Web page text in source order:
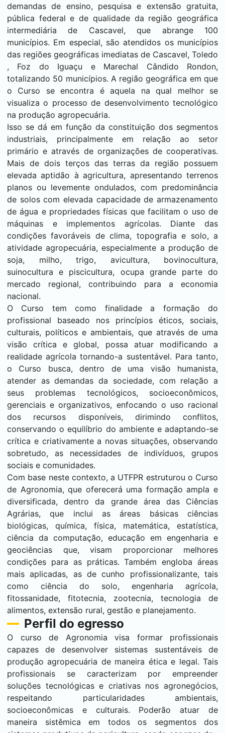
demandas de ensino, pesquisa e extensão gratuita,
pública federal e de qualidade da região geográfica
intermediária de Cascavel, que abrange 100
municípios. Em especial, são atendidos os municípios
das regiões geográficas imediatas de Cascavel, Toledo
, Foz do Iguaçu e Marechal Cândido Rondon,
totalizando 50 municípios. A região geográfica em que
o Curso se encontra é aquela na qual melhor se
visualiza o processo de desenvolvimento tecnológico
na produção agropecuária.
Isso se dá em função da constituição dos segmentos
industriais, principalmente em relação ao setor
primário e através de organizações de cooperativas.
Mais de dois terços das terras da região possuem
elevada aptidão à agricultura, apresentando terrenos
planos ou levemente ondulados, com predominância
de solos com elevada capacidade de armazenamento
de água e propriedades físicas que facilitam o uso de
máquinas e implementos agrícolas. Diante das
condições favoráveis de clima, topografia e solo, a
atividade agropecuária, especialmente a produção de
soja, milho, trigo, avicultura, bovinocultura,
suinocultura e piscicultura, ocupa grande parte do
mercado regional, contribuindo para a economia
nacional.
O Curso tem como finalidade a formação do
profissional baseado nos princípios éticos, sociais,
culturais, políticos e ambientais, que através de uma
visão crítica e global, possa atuar modificando a
realidade agrícola tornando-a sustentável. Para tanto,
o Curso busca, dentro de uma visão humanista,
atender as demandas da sociedade, com relação a
seus problemas tecnológicos, socioeconômicos,
gerenciais e organizativos, enfocando o uso racional
dos recursos disponíveis, dirimindo conflitos,
conservando o equilíbrio do ambiente e adaptando-se
crítica e criativamente a novas situações, observando
sobretudo, as necessidades de indivíduos, grupos
sociais e comunidades.
Com base neste contexto, a UTFPR estruturou o Curso
de Agronomia, que oferecerá uma formação ampla e
diversificada, dentro da grande área das Ciências
Agrárias, que inclui as áreas básicas ciências
biológicas, química, física, matemática, estatística,
ciência da computação, educação em engenharia e
geociências que, visam proporcionar melhores
condições para as práticas. Também engloba áreas
mais aplicadas, as de cunho profissionalizante, tais
como ciência do solo, engenharia agrícola,
fitossanidade, fitotecnia, zootecnia, tecnologia de
alimentos, extensão rural, gestão e planejamento.
Perfil do egresso
O curso de Agronomia visa formar profissionais
capazes de desenvolver sistemas sustentáveis de
produção agropecuária de maneira ética e legal. Tais
profissionais se caracterizam por empreender
soluções tecnológicas e criativas nos agronegócios,
respeitando particularidades ambientais,
socioeconômicas e culturais. Poderão atuar de
maneira sistêmica em todos os segmentos dos